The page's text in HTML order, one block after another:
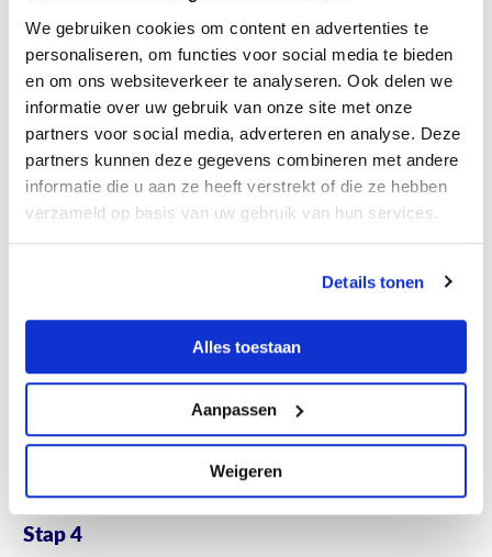
We gebruiken cookies om content en advertenties te
personaliseren, om functies voor social media te bieden
en om ons websiteverkeer te analyseren. Ook delen we
informatie over uw gebruik van onze site met onze
partners voor social media, adverteren en analyse. Deze
partners kunnen deze gegevens combineren met andere
informatie die u aan ze heeft verstrekt of die ze hebben
verzameld op basis van uw gebruik van hun services.
Details tonen
Alles toestaan
Aanpassen
Weigeren
Stappenplan
Stap 1
Meld je aan voor de Kom Binnen Bij Bedrijven Dagen.
hier . Dit gaat om de basisinformatie van je bedrijf, je hoeft nog
niet alles in te vullen.
Stap 2
dag(en), welke bezoekers wil je ontvangen, wie betrek je erbij, etc.
Stap 3
Maak eventueel een draaiboek met informatie, tijden en
contactgegevens. Deel dit – samen met het Kom Binnen Canvas –
Stap 4